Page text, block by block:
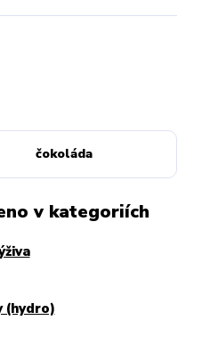
čokoláda
v kategoriích
(hydro)